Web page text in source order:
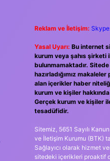
Reklam ve İletişim:
Yasal Uyarı: Bu internet
kurum veya şahıs şirketi
bulunmamaktadır.
hazırladığımız
alan içerikler haber
kurum ve kişiler
Gerçek kurum ve kişiler
tesadüfidir.
Sitemiz, 5651 Sayılı
ve İletişim Kurumu (BTK)
Sağlayıcı olarak hizmet
sitedeki içerikleri proaktif